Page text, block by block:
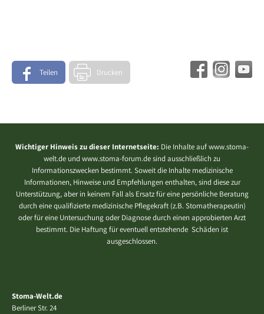
Teilen Drucken
Wichtiger Hinweis zu dieser Internetseite: Die Inhalte auf www.stoma-
welt.de und www.stoma-forum.de sind ausschließlich zu
Informationszwecken bestimmt. Soweit die Inhalte medizinische
Informationen, Hinweise und Empfehlungen enthalten, sind diese zur
Unterstützung, aber in keinem Fall als Ersatz für eine persönliche Beratung
durch eine qualifizierte medizinische Pflegekraft (z.B. Stomatherapeutin)
oder für eine Untersuchung oder Diagnose durch einen approbierten Arzt
bestimmt. Die Haftung für eventuell entstehende Schäden ist
ausgeschlossen.
Stoma-Welt.de
Berliner Str. 24